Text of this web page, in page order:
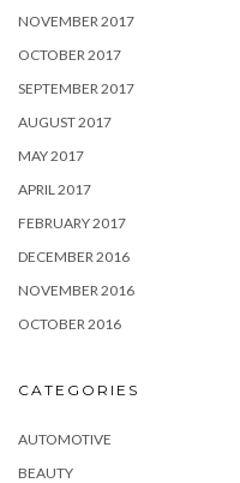
NOVEMBER 2017
OCTOBER 2017
SEPTEMBER 2017
AUGUST 2017
MAY 2017
APRIL 2017
FEBRUARY 2017
DECEMBER 2016
NOVEMBER 2016
OCTOBER 2016
CATEGORIES
AUTOMOTIVE
BEAUTY